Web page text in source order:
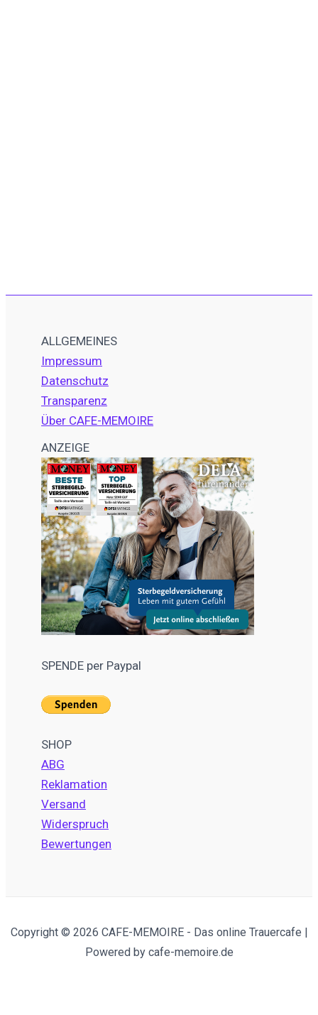
ALLGEMEINES
Impressum
Datenschutz
Transparenz
Über CAFE-MEMOIRE
ANZEIGE
SPENDE per Paypal
SHOP
ABG
Reklamation
Versand
Widerspruch
Bewertungen
Copyright © 2026 CAFE-MEMOIRE - Das online Trauercafe |
Powered by cafe-memoire.de